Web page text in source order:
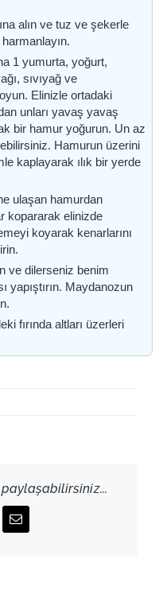
alın ve tuz ve şekerle
1 yumurta, yoğurt,
sıvıyağ ve
Elinizle ortadaki
unları yavaş yavaş
bir hamur yoğurun. Un az
Hamurun üzerini
kaplayarak ılık bir yerde
ulaşan hamurdan
kopararak elinizde
koyarak kenarlarını
ve dilerseniz benim
yapıştırın. Maydanozun
fırında altları üzerleri
Email